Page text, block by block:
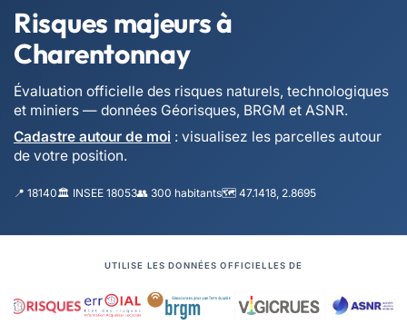
Risques majeurs à
Charentonnay
Évaluation officielle des risques naturels, technologiques
et miniers — données Géorisques, BRGM et ASNR.
Cadastre autour de moi : visualisez les parcelles autour
de votre position.
📍 18140🏛️ INSEE 18053👥 300 habitants🗺️ 47.1418, 2.8695
UTILISE LES DONNÉES OFFICIELLES DE